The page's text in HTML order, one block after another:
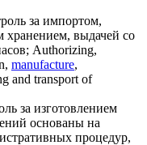
за импортом,
хранением, выдачей со
Authorizing,
manufacture,
and transport of
за изготовлением
основаны на
процедур,